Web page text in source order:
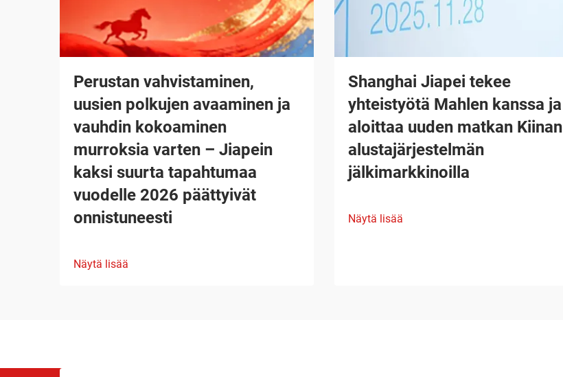
Perustan vahvistaminen,
uusien polkujen avaaminen ja
vauhdin kokoaminen
murroksia varten – Jiapein
kaksi suurta tapahtumaa
vuodelle 2026 päättyivät
onnistuneesti
Näytä lisää
Shanghai Jiapei tekee
yhteistyötä Mahlen kanssa ja
aloittaa uuden matkan Kiinan
alustajärjestelmän
jälkimarkkinoilla
Näytä lisää